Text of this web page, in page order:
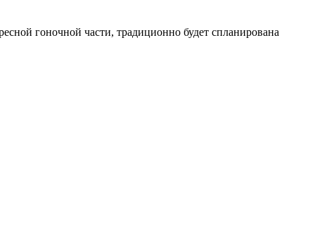
гоночной части, традиционно будет спланирована